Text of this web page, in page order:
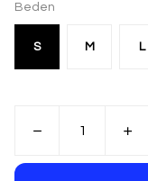
Beden
S M L